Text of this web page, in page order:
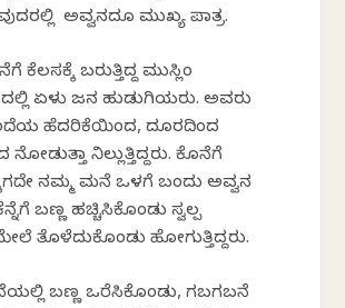
ಅವ್ವನದೂ ಮುಖ್ಯ ಪಾತ್ರ.
ಕೆಲಸಕ್ಕೆ ಬರುತ್ತಿದ್ದ ಮುಸ್ಲಿಂ
ಏಳು ಜನ ಹುಡುಗಿಯರು. ಅವರು
ಹೆದರಿಕೆಯಿಂದ, ದೂರದಿಂದ
ನಿಲ್ಲುತ್ತಿದ್ದರು. ಕೊನೆಗೆ
ನಮ್ಮ ಮನೆ ಒಳಗೆ ಬಂದು ಅವ್ವನ
ಬಣ್ಣ ಹಚ್ಚಿಸಿಕೊಂಡು ಸ್ವಲ್ಪ
ತೊಳೆದುಕೊಂಡು ಹೋಗುತ್ತಿದ್ದರು.
ಬಣ್ಣ ಒರೆಸಿಕೊಂಡು, ಗಬಗಬನೆ